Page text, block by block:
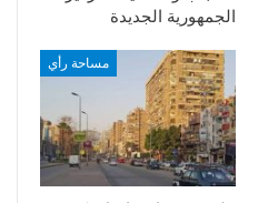
الجمهورية الجديدة
مساحة رأي